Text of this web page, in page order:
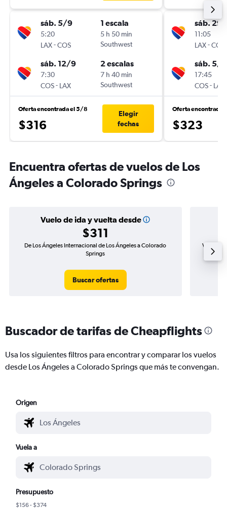
sáb. 5/9
5:20
LAX-COS
1 escala
5 h 50 min
Southwest
sáb. 12/9
7:30
COS- LAX
2 escalas
7 h 40 min
Southwest
Oferta encontrada el 5/8
$316
Elegir
fechas
sáb.
11:05
LAX-COS
sáb. 5/9
17:45
COS- LAX
Oferta encontrada
$323
Encuentra ofertas de vuelos de Los
Ángeles a Colorado Springs
Vuelo de ida y vuelta desde
$311
De Los Ángeles Internacional de Los Ángeles a Colorado
Springs
Buscar ofertas
Vuelo de
Buscador de tarifas de Cheapflights
Usa los siguientes filtros para encontrar y comparar los vuelos
desde Los Ángeles a Colorado Springs que más te convengan.
Origen
Vuela a
Presupuesto
$156 - $374